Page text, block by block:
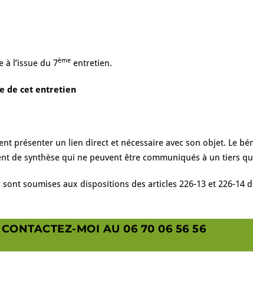
l’issue du 7ème entretien.
de cet entretien
présenter un lien direct et nécessaire avec son objet. Le
de synthèse qui ne peuvent être communiqués à un tiers
soumises aux dispositions des articles 226-13 et 226-14
CONTACTEZ-MOI AU 06 70 06 56 56